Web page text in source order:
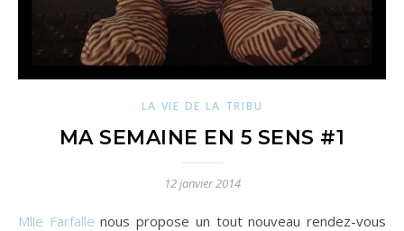
LA VIE DE LA TRIBU
MA SEMAINE EN 5 SENS #1
12 janvier 2014
Mlle Farfalle nous propose un tout nouveau rendez-vous